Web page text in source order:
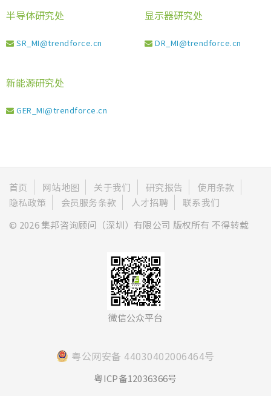
半导体研究处
SR_MI@trendforce.cn
显示器研究处
DR_MI@trendforce.cn
新能源研究处
GER_MI@trendforce.cn
首页 网站地图 关于我们 研究报告
使用条款
隐私政策
会员服务条款 人才招聘
联系我们
© 2026 集邦咨询顾问（深圳）有限公司 版权所有 不得转载
微信公众平台
粤公网安备 44030402006464号
粤ICP备12036366号